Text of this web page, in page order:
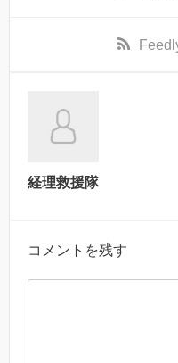
経理救援隊
コメントを残す